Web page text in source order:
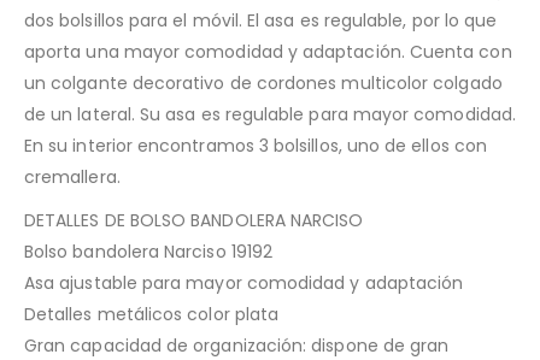
dos bolsillos para el móvil. El asa es regulable, por lo que
aporta una mayor comodidad y adaptación. Cuenta con
un colgante decorativo de cordones multicolor colgado
de un lateral. Su asa es regulable para mayor comodidad.
En su interior encontramos 3 bolsillos, uno de ellos con
cremallera.
DETALLES DE BOLSO BANDOLERA NARCISO
Bolso bandolera Narciso 19192
Asa ajustable para mayor comodidad y adaptación
Detalles metálicos color plata
Gran capacidad de organización: dispone de gran